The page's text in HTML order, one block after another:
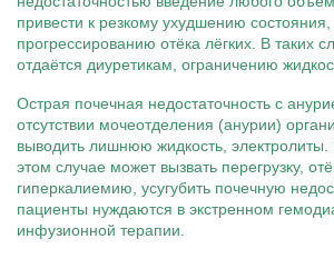
привести к резкому ухудшению
прогрессированию отёка лёгких. В таких
отдаётся диуретикам, ограничению
Острая почечная недостаточность с
отсутствии мочеотделения (анурии)
выводить лишнюю жидкость,
этом случае может вызвать перегрузку,
гиперкалиемию, усугубить почечную
пациенты нуждаются в экстренном
инфузионной терапии.